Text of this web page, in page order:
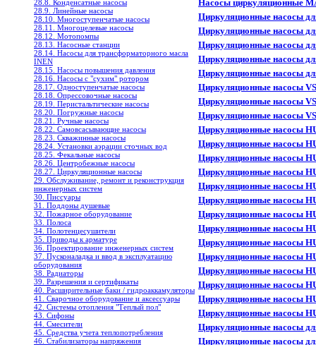
28.8. Конденсатные насосы
28.9. Линейные насосы
28.10. Многоступенчатые насосы
28.11. Многоцелевые насосы
28.12. Мотопомпы
28.13. Насосные станции
28.14. Насосы для трансформаторного масла
INEN
28.15. Насосы повышения давления
28.16. Насосы с "сухим" ротором
28.17. Одноступенчатые насосы
28.18. Опрессовочные насосы
28.19. Перистальтические насосы
28.20. Погружные насосы
28.21. Ручные насосы
28.22. Самовсасывающие насосы
28.23. Скважинные насосы
28.24. Установки аэрации сточных вод
28.25. Фекальные насосы
28.26. Центробежные насосы
28.27. Циркуляционные насосы
29. Обслуживание, ремонт и реконструкция
инженерных систем
30. Писсуары
31. Поддоны душевые
32. Пожарное оборудование
33. Полоса
34. Полотенцесушители
35. Приводы к арматуре
36. Проектирование инженерных систем
37. Пусконаладка и ввод в эксплуатацию
оборудования
38. Радиаторы
39. Разрешения и сертификаты
40. Расширительные баки / гидроаккамуляторы
41. Сварочное оборудование и аксессуары
42. Системы отопления "Теплый пол"
43. Сифоны
44. Смесители
45. Средства учета теплопотребления
46. Стабилизаторы напряжения
Насосы циркуляционные
Циркуляционные насосы
Циркуляционные насосы
Циркуляционные насосы
Циркуляционные насосы
Циркуляционные насосы
Циркуляционные насосы
Циркуляционные насосы
Циркуляционные насосы
Циркуляционные насосы
Циркуляционные насосы
Циркуляционные насосы
Циркуляционные насосы
Циркуляционные насосы
Циркуляционные насосы
Циркуляционные насосы
Циркуляционные насосы
Циркуляционные насосы
Циркуляционные насосы
Циркуляционные насосы
Циркуляционные насосы
Циркуляционные насосы
Циркуляционные насосы
Циркуляционные насосы
Циркуляционные насосы